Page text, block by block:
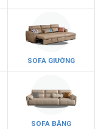
SOFA GIƯỜNG
SOFA BĂNG